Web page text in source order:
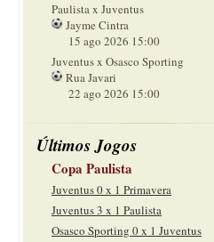
Paulista x Juventus
Jayme Cintra
15 ago 2026 15:00
Juventus x Osasco Sporting
Rua Javari
22 ago 2026 15:00
Últimos Jogos
Copa Paulista
Juventus 0 x 1 Primavera
Juventus 3 x 1 Paulista
Osasco Sporting 0 x 1 Juventus